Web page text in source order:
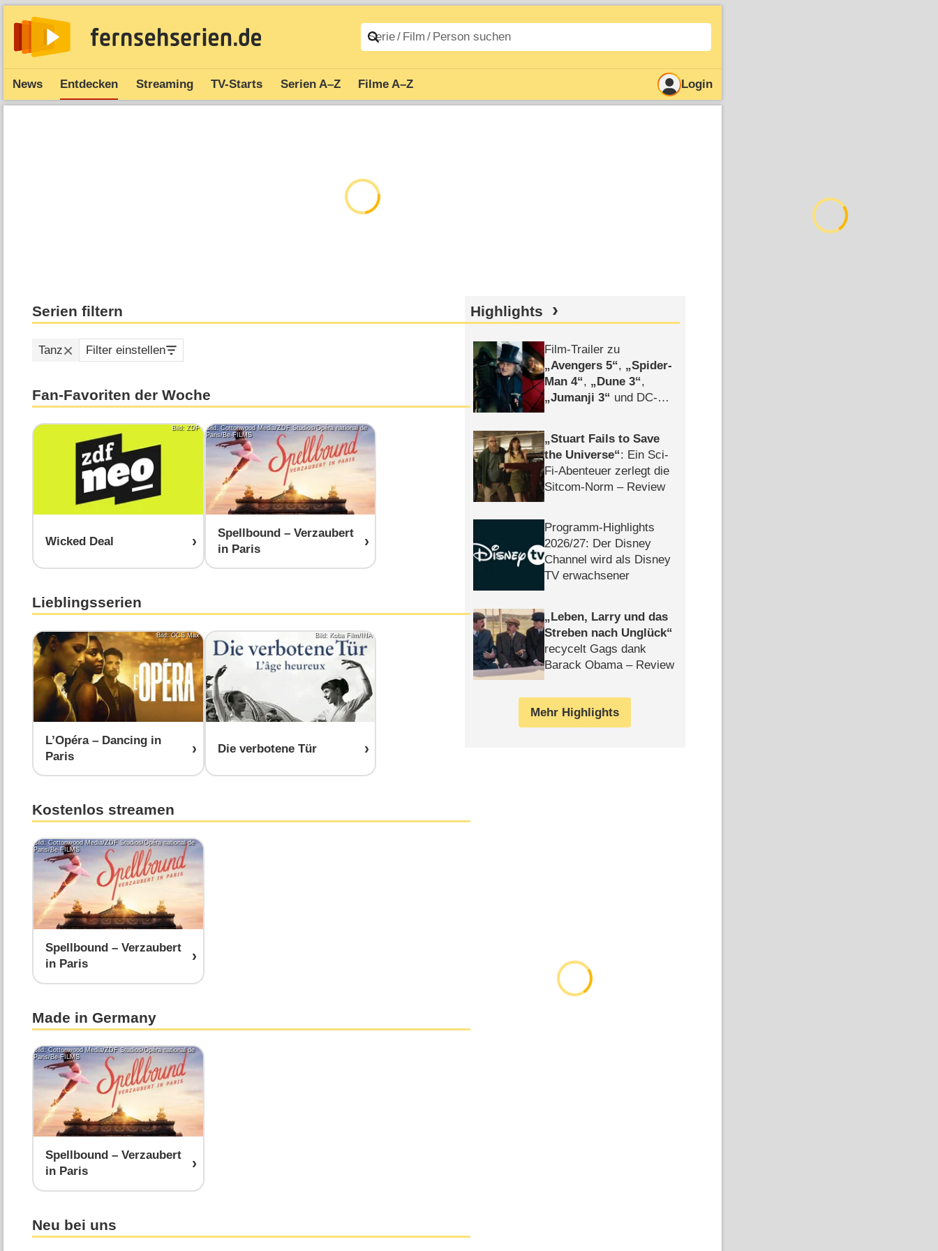
News Entdecken Streaming TV-Starts Serien A–Z Filme A–Z Login
Serien filtern
Tanz Filter einstellen
Fan-Favoriten der Woche
Bild: ZDF
Wicked Deal
Bild: Cottonwood Media/ZDF Studios/Opéra national de
Paris/Be-FILMS
Spellbound – Verzaubert
in Paris
Lieblingsserien
Bild: OCS Max
L’Opéra – Dancing in
Paris
Bild: Koba Film/INA
Die verbotene Tür
Kostenlos streamen
Bild: Cottonwood Media/ZDF Studios/Opéra national de
Paris/Be-FILMS
Spellbound – Verzaubert
in Paris
Made in Germany
Bild: Cottonwood Media/ZDF Studios/Opéra national de
Paris/Be-FILMS
Spellbound – Verzaubert
in Paris
Neu bei uns
Highlights
Film-Trailer zu
Avengers 5 ,
Spider-
Man 4 , Dune 3 ,
Jumanji 3
und DC-
Stuart Fails to Save
the Universe : Ein Sci-
Fi-Abenteuer zerlegt die
Sitcom-Norm – Review
Programm-Highlights
2026/​27: Der Disney
Channel wird als Disney
TV erwachsener
Leben, Larry und das
Streben nach Unglück
recycelt Gags dank
Barack Obama – Review
Mehr Highlights